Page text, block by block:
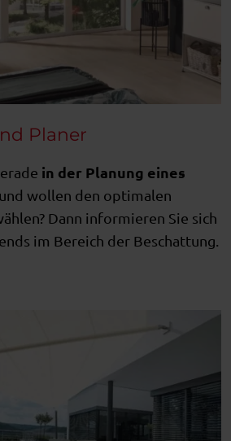
Planer
in der Planung eines
und wollen den optimalen
Dann informieren Sie sich
im Bereich der Beschattung.